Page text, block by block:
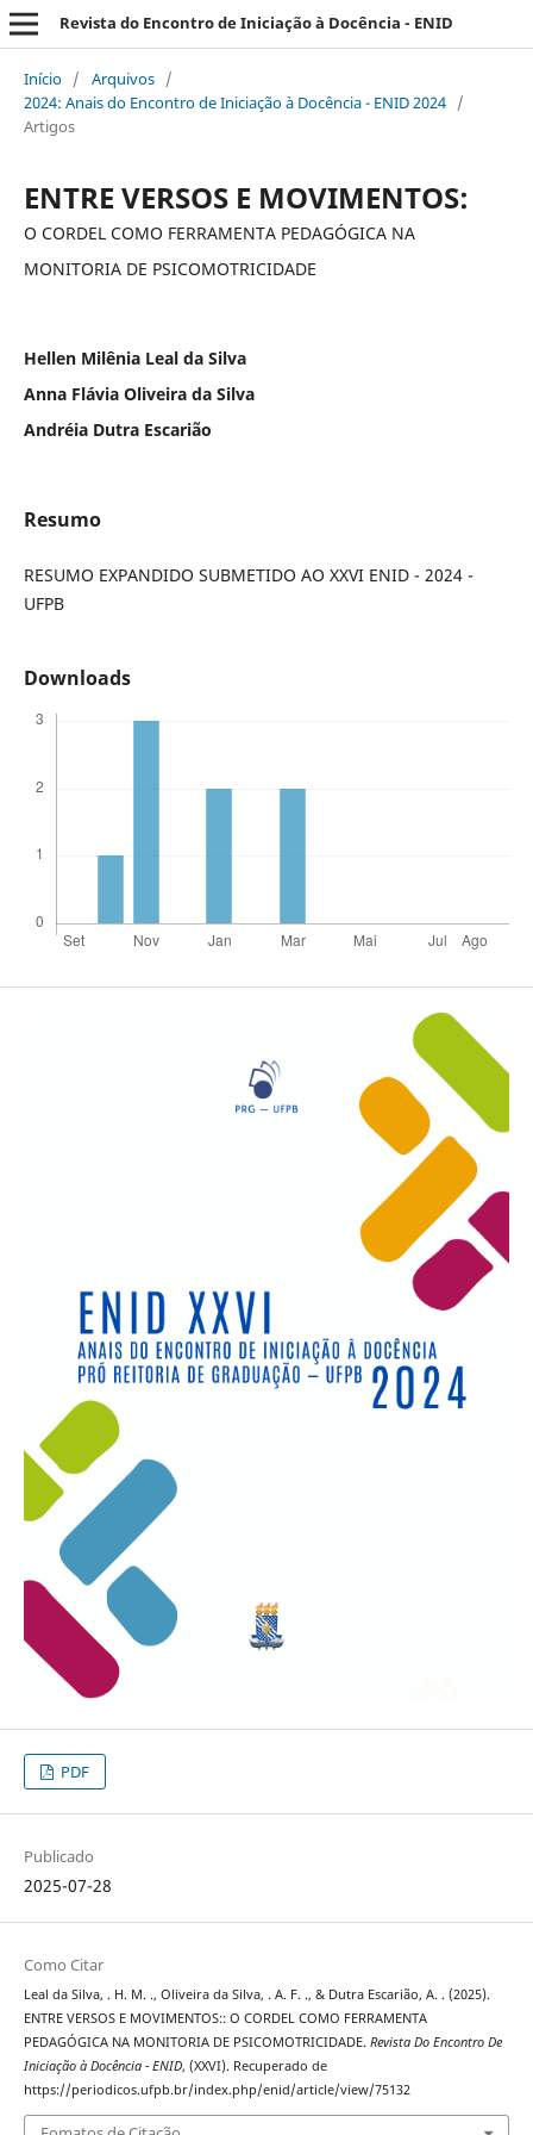
Revista do Encontro de Iniciação à Docência - ENID
Início / Arquivos /
2024: Anais do Encontro de Iniciação à Docência - ENID 2024 /
Artigos
ENTRE VERSOS E MOVIMENTOS:
O CORDEL COMO FERRAMENTA PEDAGÓGICA NA
MONITORIA DE PSICOMOTRICIDADE
Hellen Milênia Leal da Silva
Anna Flávia Oliveira da Silva
Andréia Dutra Escarião
Resumo
RESUMO EXPANDIDO SUBMETIDO AO XXVI ENID - 2024 -
UFPB
Downloads
PDF
Publicado
2025-07-28
Como Citar
Leal da Silva, . H. M. ., Oliveira da Silva, . A. F. ., & Dutra Escarião, A. . (2025).
ENTRE VERSOS E MOVIMENTOS:: O CORDEL COMO FERRAMENTA
PEDAGÓGICA NA MONITORIA DE PSICOMOTRICIDADE. Revista Do Encontro De
Iniciação à Docência - ENID, (XXVI). Recuperado de
https://periodicos.ufpb.br/index.php/enid/article/view/75132